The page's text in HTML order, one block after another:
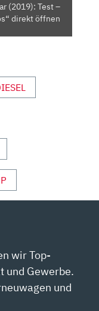
(2019): Test –
direkt öffnen
wir Top-
und Gewerbe.
und